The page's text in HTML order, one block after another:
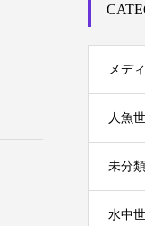
メデ
人魚
未分類
水中